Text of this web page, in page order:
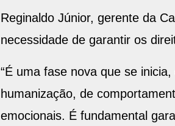
Reginaldo Júnior, gerente da
necessidade de garantir os
“É uma fase nova que se
humanização, de
emocionais. É fundamental